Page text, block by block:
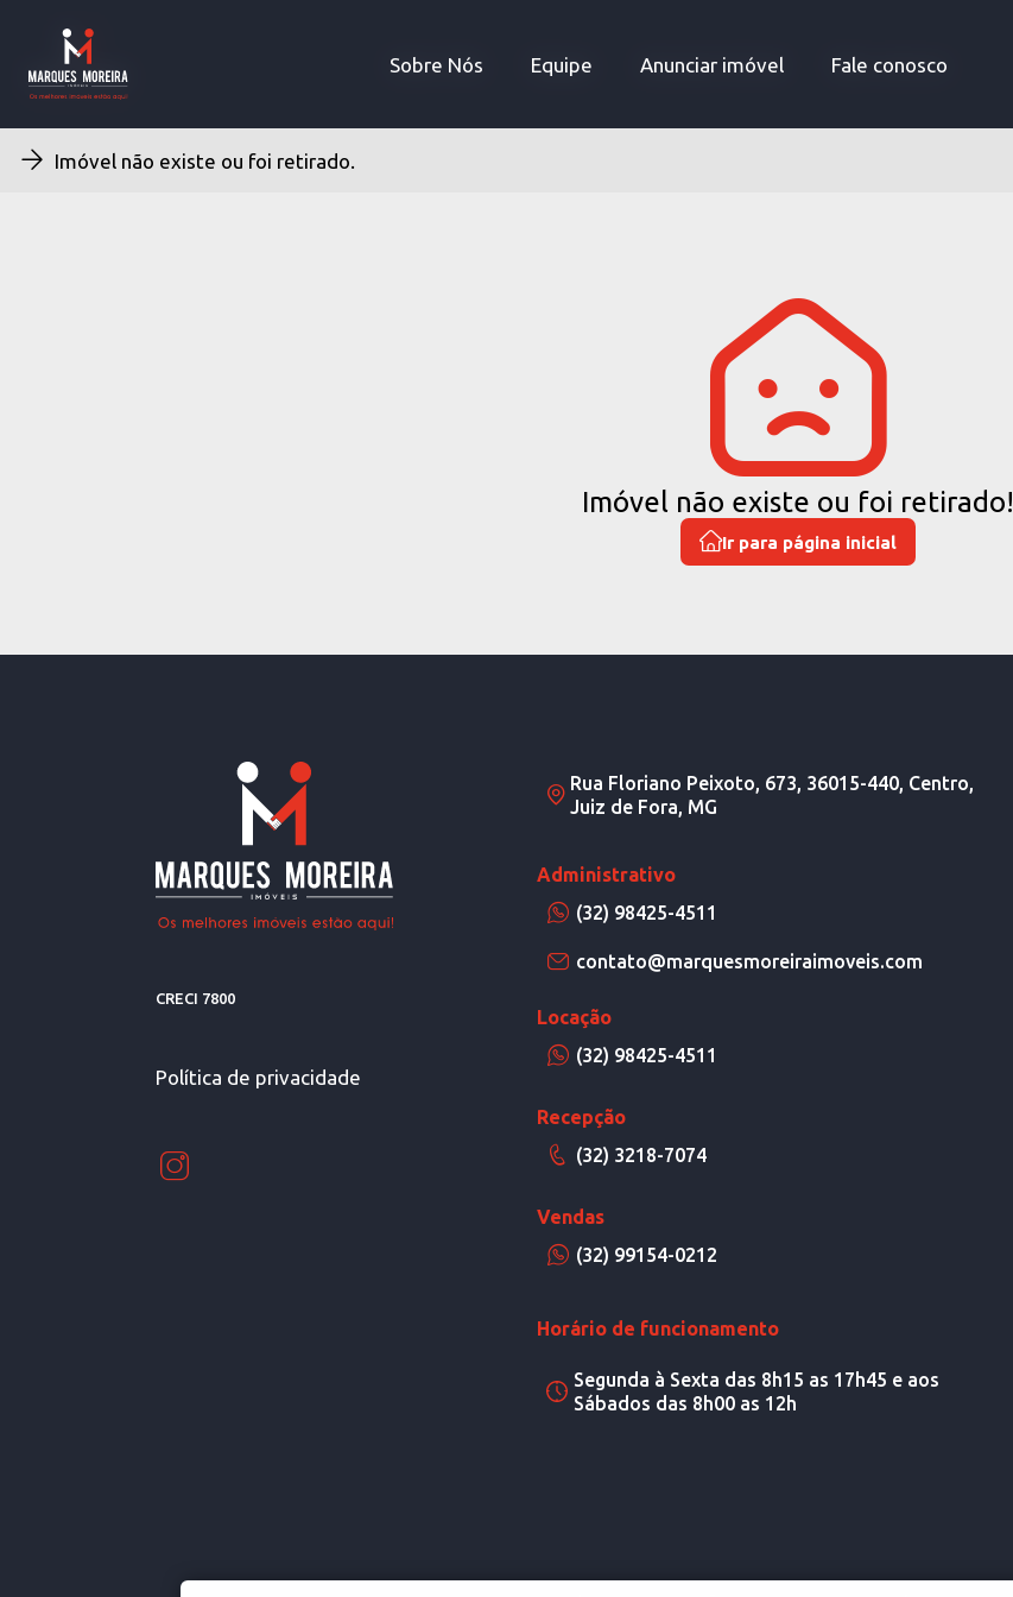
Sobre Nós Equipe Anunciar imóvel Fale conosco
Sobre Nós Equipe Anunciar imóvel Fale conosco
Imóvel não existe ou foi retirado.
Imóvel não existe ou foi retirado!
Ir para página inicial
CRECI 7800
Política de privacidade
Rua Floriano Peixoto, 673, 36015-440, Centro,
Juiz de Fora, MG
Administrativo
(32) 98425-4511
contato@marquesmoreiraimoveis.com
Locação
(32) 98425-4511
Recepção
(32) 3218-7074
Vendas
(32) 99154-0212
Horário de funcionamento
Segunda à Sexta das 8h15 as 17h45 e aos
Sábados das 8h00 as 12h